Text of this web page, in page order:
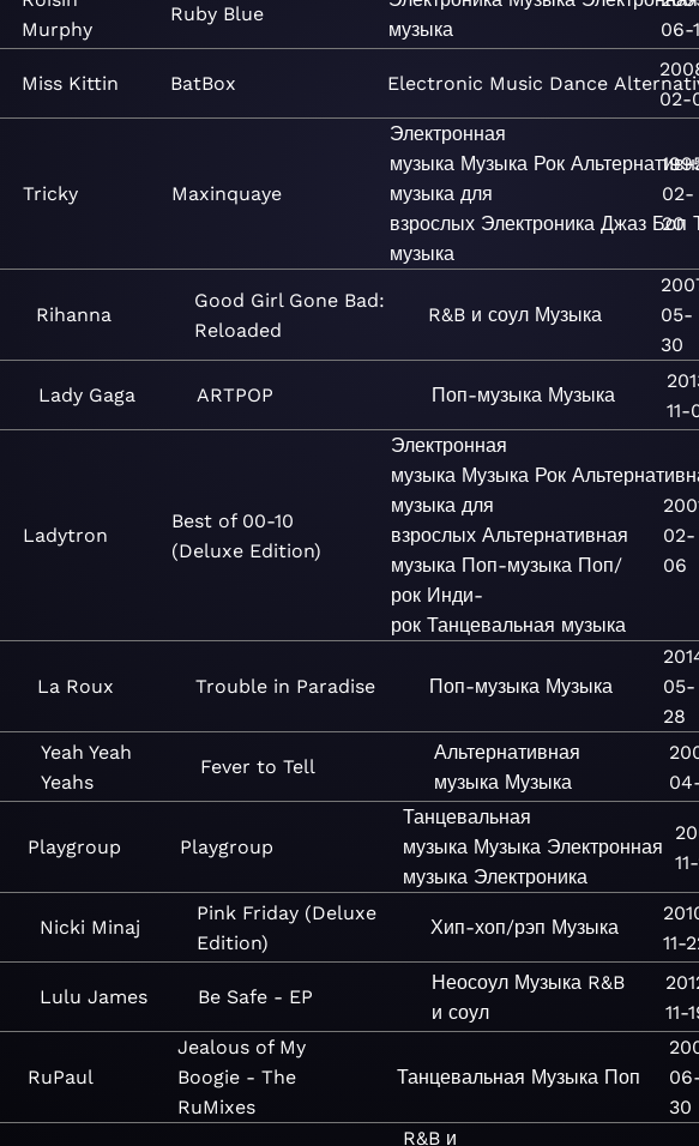
Murphy
Ruby Blue
музыка
06-
Miss Kittin BatBox Electronic Music Dance
02-
Tricky Maxinquaye
Электронная
музыка Музыка Рок
музыка для
взрослых Электроника Джаз Боп
музыка
02-
20
Rihanna
Good Girl Gone Bad:
Reloaded
R&B и соул Музыка
05-
30
Lady Gaga ARTPOP Поп-музыка Музыка
11-
Ladytron
Best of 00-10
(Deluxe Edition)
Электронная
музыка Музыка Рок
музыка для
взрослых Альтернативная
музыка Поп-музыка Поп/
рок Инди-
рок Танцевальная музыка
02-
06
La Roux Trouble in Paradise Поп-музыка Музыка
05-
28
Yeah Yeah
Yeahs
Fever to Tell
Альтернативная
музыка Музыка
Playgroup Playgroup
Танцевальная
музыка Музыка Электронная
музыка Электроника
Nicki Minaj
Pink Friday (Deluxe
Edition)
Хип-хоп/рэп Музыка
11-
Lulu James Be Safe - EP
Неосоул Музыка R&B
и соул
11-
RuPaul
Jealous of My
Boogie - The
RuMixes
Танцевальная Музыка Поп
30
R&B и